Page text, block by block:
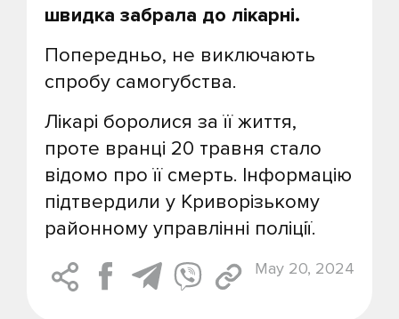
швидка забрала до лікарні.
Попередньо, не виключають
спробу самогубства.
Лікарі боролися за її життя,
проте вранці 20 травня стало
відомо про її смерть. Інформацію
підтвердили у Криворізькому
районному управлінні поліції.
May 20, 2024